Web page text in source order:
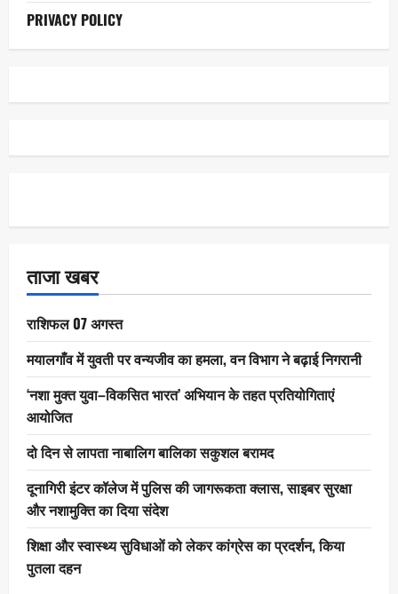
PRIVACY POLICY
ताजा खबर
राशिफल 07 अगस्त
मयालगाँव में युवती पर वन्यजीव का हमला, वन विभाग ने बढ़ाई निगरानी
‘नशा मुक्त युवा–विकसित भारत’ अभियान के तहत प्रतियोगिताएं
आयोजित
दो दिन से लापता नाबालिग बालिका सकुशल बरामद
दूनागिरी इंटर कॉलेज में पुलिस की जागरूकता क्लास, साइबर सुरक्षा
और नशामुक्ति का दिया संदेश
शिक्षा और स्वास्थ्य सुविधाओं को लेकर कांग्रेस का प्रदर्शन, किया
पुतला दहन